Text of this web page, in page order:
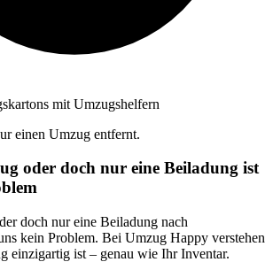
mit Umzugshelfern
einen Umzug entfernt.
oder doch nur eine Beiladung ist
doch nur eine Beiladung nach
kein Problem. Bei Umzug Happy verstehen
einzigartig ist – genau wie Ihr Inventar.